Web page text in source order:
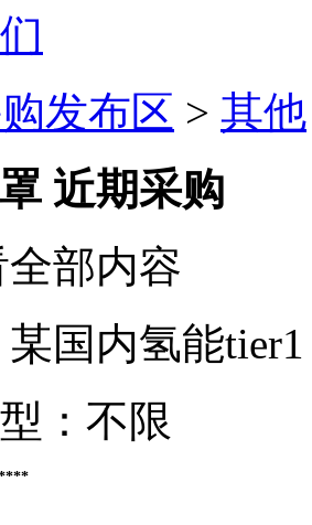
发布区 > 其他
近期采购
部内容
某国内氢能tier1
： 不限